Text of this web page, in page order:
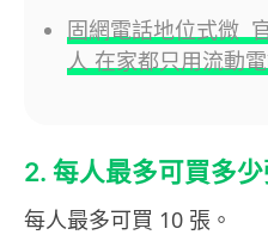
固網電話地位式微
人 在家都只用流動
2. 每人最多可買多
每人最多可買 10 張。